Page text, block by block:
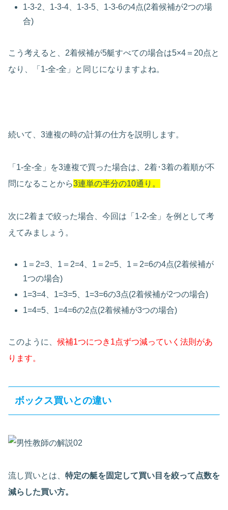
1-3-2、1-3-4、1-3-5、1-3-6の4点(2着候補が2つの場
合)
こう考えると、2着候補が5艇すべての場合は5×4＝20点と
なり、「1-全-全」と同じになりますよね。
続いて、3連複の時の計算の仕方を説明します。
「1-全-全」を3連複で買った場合は、2着･3着の着順が不
問になることから3連単の半分の10通り。
次に2着まで絞った場合、今回は「1-2-全」を例として考
えてみましょう。
1＝2=3、1＝2=4、1＝2=5、1＝2=6の4点(2着候補が
1つの場合)
1=3=4、1=3=5、1=3=6の3点(2着候補が2つの場合)
1=4=5、1=4=6の2点(2着候補が3つの場合)
このように、 候補1つにつき1点ずつ減っていく法則があ
ります。
ボックス買いとの違い
流し買いとは、 特定の艇を固定して買い目を絞って点数を
減らした買い方。